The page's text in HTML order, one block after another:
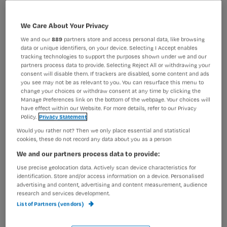
Cao
ORT en lagere werkdruk
lichtpuntjes in nachtdienst
24 januari 2018
Cao
Verpleegkundigen woedend over
oprekken leeftijd nachtdienst
23 januari 2018
Medicatie
Ziekenhuismedewerkers
We Care About Your Privacy
We and our889 partners store and access personal data, like browsing
data or unique identifiers, on your device. Selecting I Accept enables
tracking technologies to support the purposes shown under we and our
partners process data to provide. Selecting Reject All or withdrawing your
consent will disable them. If trackers are disabled, some content and ads
you see may not be as relevant to you. You can resurface this menu to
change your choices or withdraw consent at any time by clicking the
Manage Preferences link on the bottom of the webpage. Your choices will
have effect within our Website. For more details, refer to our Privacy
Policy. Privacy Statement
Would you rather not? Then we only place essential and statistical
cookies, these do not record any data about you as a person
We and our partners process data to provide:
Use precise geolocation data. Actively scan device characteristics for
identification. Store and/or access information on a device. Personalised
advertising and content, advertising and content measurement, audience
research and services development.
List of Partners (vendors)